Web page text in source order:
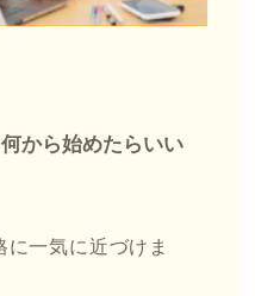
から始めたらいい
に一気に近づけま